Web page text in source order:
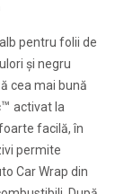
pentru folii de
și negru
cea mai bună
™ activat la
facilă, în
permite
Car Wrap din